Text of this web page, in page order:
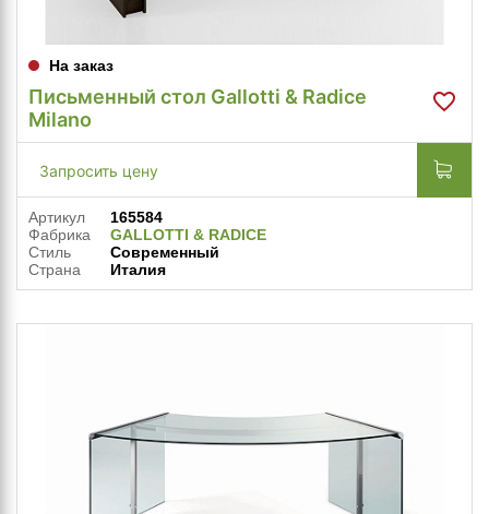
На заказ
Письменный стол Gallotti & Radice
Milano
Запросить цену
Артикул
165584
Фабрика
GALLOTTI & RADICE
Стиль
Современный
Страна
Италия